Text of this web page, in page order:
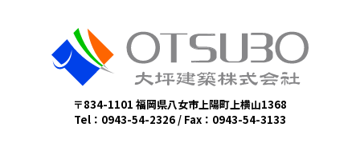
〒834-1101 福岡県八女市上陽町上横山1368
Tel：0943-54-2326 / Fax：0943-54-3133